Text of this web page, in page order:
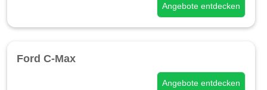
Angebote entdecken
Ford C-Max
Angebote entdecken